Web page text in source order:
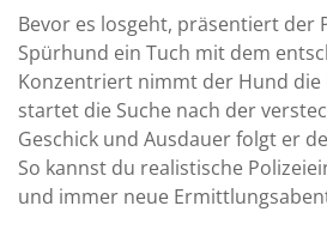
Bevor es losgeht, präsentiert der
Spürhund ein Tuch mit dem
Konzentriert nimmt der Hund die
startet die Suche nach der
Geschick und Ausdauer folgt er
So kannst du realistische
und immer neue